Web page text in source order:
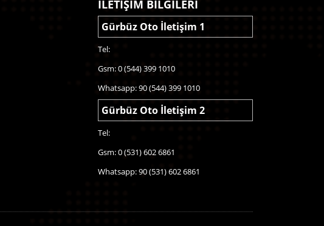
İLETİŞİM BİLGİLERİ
Gürbüz Oto İletişim 1
Tel:
Gsm: 0 (544) 399 1010
Whatsapp: 90 (544) 399 1010
Gürbüz Oto İletişim 2
Tel:
Gsm: 0 (531) 602 6861
Whatsapp: 90 (531) 602 6861